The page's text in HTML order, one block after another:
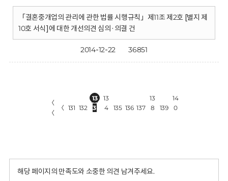
「결혼중개업의 관리에 관한 법률 시행규칙」제11조 제2호 [별지 제
10호 서식]에 대한 개선의견 심의·의결 건
2014-12-22 36851
〈
〈
〈 131 132
13
3
13
4
135 136 137
13
8
139
14
0
해당 페이지의 만족도와 소중한 의견 남겨주세요.